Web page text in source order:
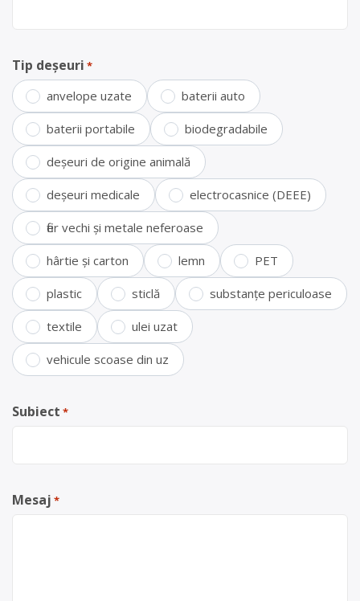
Tip deșeuri *
anvelope uzate baterii auto
baterii portabile biodegradabile
deșeuri de origine animală
deșeuri medicale electrocasnice (DEEE)
fier vechi și metale neferoase
hârtie și carton lemn PET
plastic sticlă substanțe periculoase
textile ulei uzat
vehicule scoase din uz
Subiect *
Mesaj *